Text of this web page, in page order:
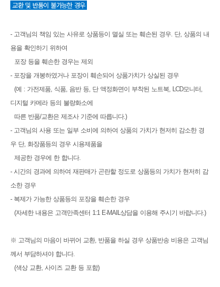
교환 및 반품이 불가능한 경우
- 고객님의 책임 있는 사유로 상품등이 멸실 또는 훼손된 경우. 단, 상품의 내
용을 확인하기 위하여
포장 등을 훼손한 경우는 제외
- 포장을 개봉하였거나 포장이 훼손되어 상품가치가 상실된 경우
(예 : 가전제품, 식품, 음반 등, 단 액정화면이 부착된 노트북, LCD모니터,
디지털 카메라 등의 불량화소에
따른 반품/교환은 제조사 기준에 따릅니다.)
- 고객님의 사용 또는 일부 소비에 의하여 상품의 가치가 현저히 감소한 경
우 단, 화장품등의 경우 시용제품을
제공한 경우에 한 합니다.
- 시간의 경과에 의하여 재판매가 곤란할 정도로 상품등의 가치가 현저히 감
소한 경우
- 복제가 가능한 상품등의 포장을 훼손한 경우
(자세한 내용은 고객만족센터 1:1 E-MAIL상담을 이용해 주시기 바랍니다.)
※ 고객님의 마음이 바뀌어 교환, 반품을 하실 경우 상품반송 비용은 고객님
께서 부담하셔야 합니다.
(색상 교환, 사이즈 교환 등 포함)